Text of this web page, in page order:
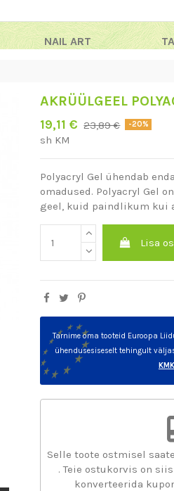
NAIL ART
AKRÜÜLGEEL
19,11 € 23,89 € -20%
sh KM
Polyacryl Gel ühendab
omadused. Polyacryl Gel
geel, kuid paindlikum kui
Lisa
Tarnime oma tooteid Euroopa
ühendusesiseselt tehingult
Selle toote ostmisel
. Teie ostukorvis on
konverteerida